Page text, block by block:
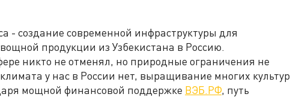
- создание современной инфраструктуры для
продукции из Узбекистана в Россию.
никто не отменял, но природные ограничения не
у нас в России нет, выращивание многих культур
мощной финансовой поддержке ВЭБ.РФ, путь